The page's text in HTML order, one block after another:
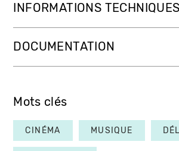
INFORMATIONS TECHNIQUES
DOCUMENTATION
Mots clés
CINÉMA MUSIQUE